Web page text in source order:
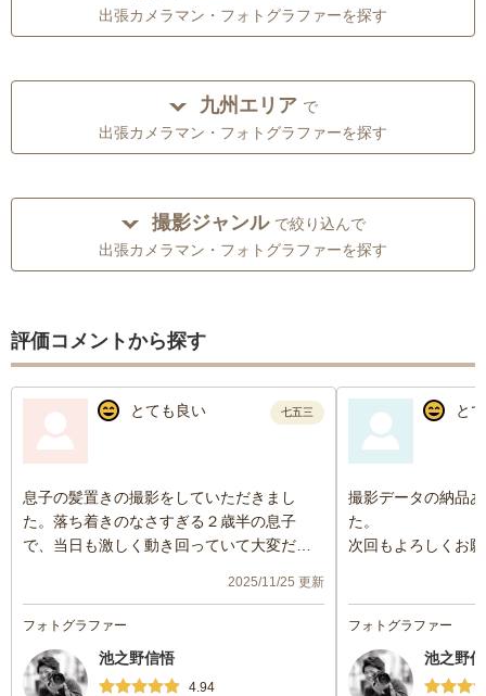
出張カメラマン・フォトグラファーを探す
九州エリア で
出張カメラマン・フォトグラファーを探す
撮影ジャンル で絞り込んで
出張カメラマン・フォトグラファーを探す
評価コメントから探す
とても良い 七五三
息子の髪置きの撮影をしていただきまし
た。落ち着きのなさすぎる２歳半の息子
で、当日も激しく動き回っていて大変だっ
あんなに動き回っていたのに、納品いただ
た！笑顔の写真やなにげない自然な表情の
写真をたくさん撮っていただいていて、と
2025/11/25 更新
フォトグラファー
池之野信悟
4.94
と
撮影データの納品
た。
次回もよろしくお
フォトグラファー
池之野